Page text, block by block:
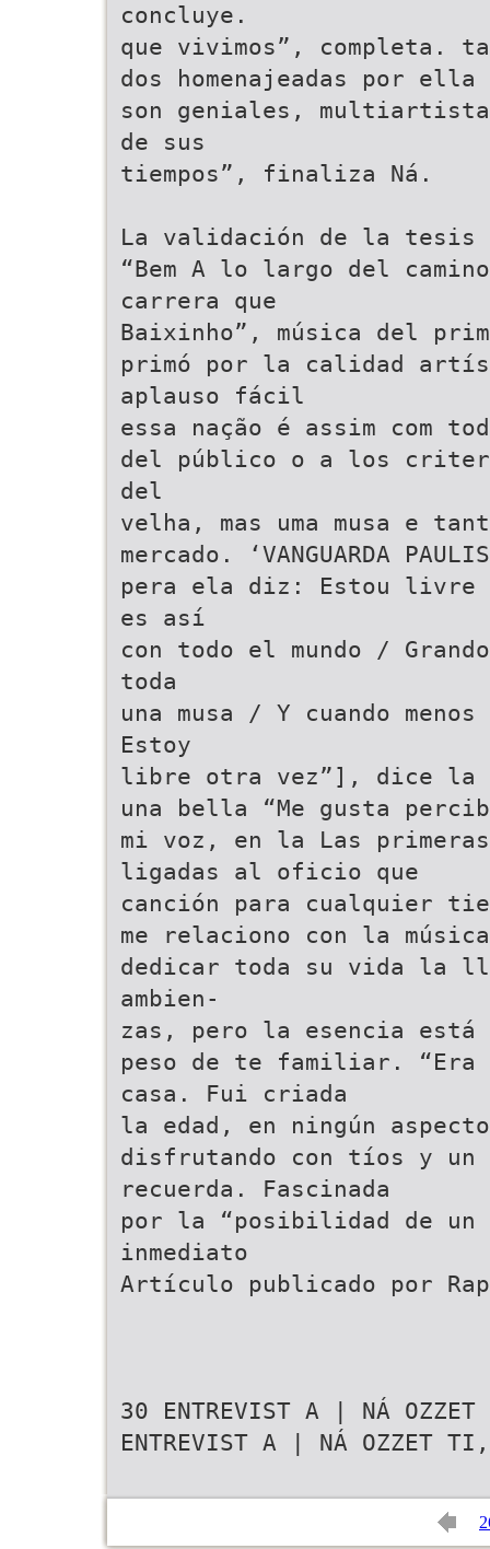
concluye.
que vivimos”, completa.
dos homenajeadas por
son geniales,
de sus
tiempos”, finaliza Ná.
La validación de la tesis
“Bem A lo largo del
carrera que
Baixinho”, música del
primó por la calidad
aplauso fácil
essa nação é assim com
del público o a los
del
velha, mas uma musa e
mercado. ‘VANGUARDA
pera ela diz: Estou livre
es así
con todo el mundo /
toda
una musa / Y cuando
Estoy
libre otra vez”], dice la
una bella “Me gusta
mi voz, en la Las
ligadas al oficio que
canción para cualquier
me relaciono con la
dedicar toda su vida la
ambien-
zas, pero la esencia
peso de te familiar. “Era
casa. Fui criada
la edad, en ningún
disfrutando con tíos y un
recuerda. Fascinada
por la “posibilidad de
inmediato
Artículo publicado por
30 ENTREVIST A | NÁ
ENTREVIST A | NÁ